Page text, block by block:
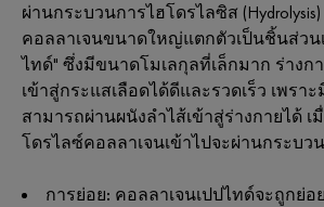
ผ่านกระบวนการไฮโดรไลซิส
คอลลาเจนขนาดใหญ่แตกตัวเป็นชิ้นส่วน
ไทด์" ซึ่งมีขนาดโมเลกุลที่เล็กมาก ร่างก
เข้าสู่กระแสเลือดได้ดีและรวดเร็ว เพรา
สามารถผ่านผนังลำไส้เข้าสู่ร่างกายได้ เ
โดรไลซ์คอลลาเจนเข้าไปจะผ่านกระบว
การย่อย: คอลลาเจนเปปไทด์จะถูกย่อ